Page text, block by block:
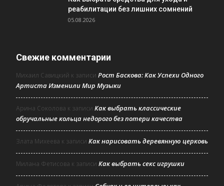
реабилитации без лишних сомнений
05.08.2026
Свежие комментарии
Михаил Савицкий к записи Рост Баскова: Как Успехи Одного
Артиста Изменили Мир Музыки
Арина Соколова к записи Как выбрать классические
обручальные кольца недорого без потери качества
Злата Михеева к записи Как нарисовать деревянную церковь
Милана Фетисова к записи Как выбрать секс игрушки